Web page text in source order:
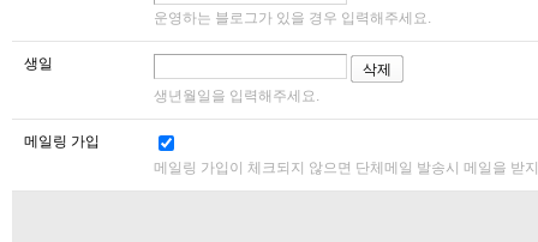
운영하는 블로그가 있을 경우 입력해주세요.
생일
생년월일을 입력해주세요.
메일링 가입
메일링 가입이 체크되지 않으면 단체메일 발송시 메일을 받